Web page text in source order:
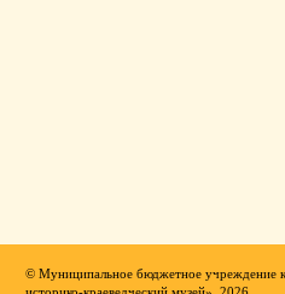
© Муниципальное бюджетное учреждение